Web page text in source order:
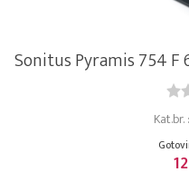
Sonitus Pyramis 754 F